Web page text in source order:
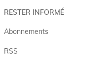
RESTER INFORMÉ
Abonnements
RSS